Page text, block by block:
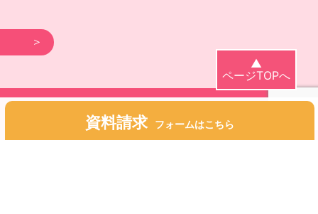
資料請求 フォームはこちら
▲
ページTOPへ